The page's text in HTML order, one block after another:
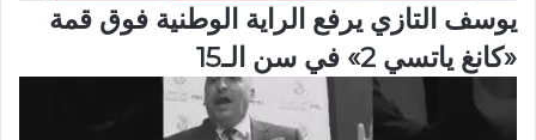
يوسف التازي يرفع الراية الوطنية فوق قمة
«كانغ ياتسي 2» في سن الـ15